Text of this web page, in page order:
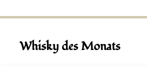
Whisky des Monats